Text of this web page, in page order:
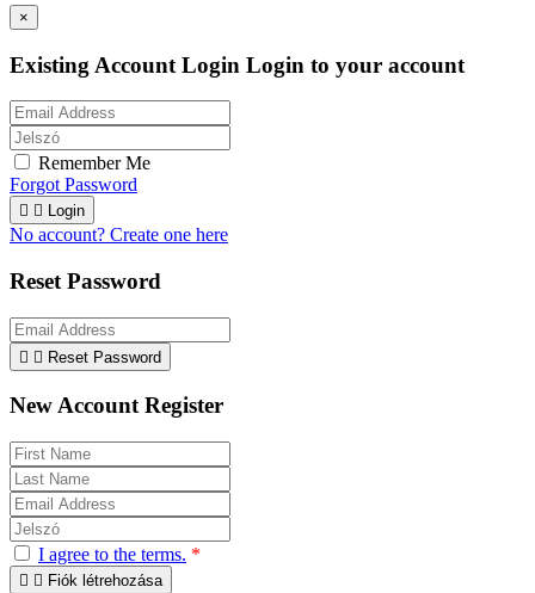
×
Existing Account Login Login to your account
Remember Me
Forgot Password
  Login
No account? Create one here
Reset Password
  Reset Password
New Account Register
I agree to the terms. *
  Fiók létrehozása